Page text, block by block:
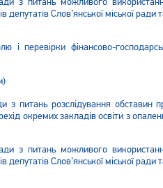
Слов’янської міської ради
перевірки фінансово-
з питань розслідування обставин
окремих закладів освіти з
з питань можливого
Слов’янської міської ради